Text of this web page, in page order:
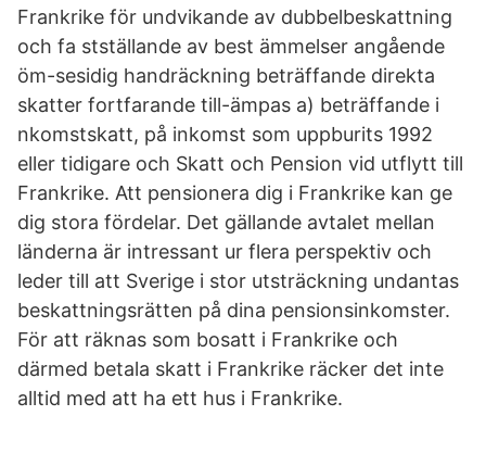
Frankrike för undvikande av dubbelbeskattning
och fa stställande av best ämmelser angående
öm-sesidig handräckning beträffande direkta
skatter fortfarande till-ämpas a) beträffande i
nkomstskatt, på inkomst som uppburits 1992
eller tidigare och Skatt och Pension vid utflytt till
Frankrike. Att pensionera dig i Frankrike kan ge
dig stora fördelar. Det gällande avtalet mellan
länderna är intressant ur flera perspektiv och
leder till att Sverige i stor utsträckning undantas
beskattningsrätten på dina pensionsinkomster.
För att räknas som bosatt i Frankrike och
därmed betala skatt i Frankrike räcker det inte
alltid med att ha ett hus i Frankrike.